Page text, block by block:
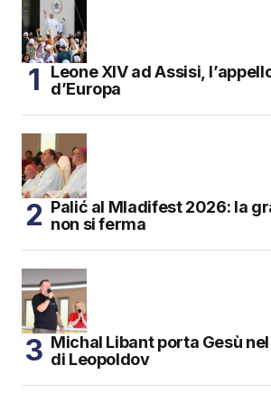
Leone XIV ad Assisi,
d’Europa
Palić al Mladifest 2026: la
non si ferma
Michal Libant porta Gesù
di Leopoldov